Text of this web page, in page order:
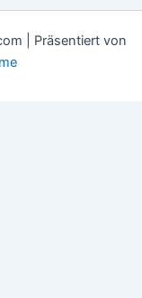
| Präsentiert von